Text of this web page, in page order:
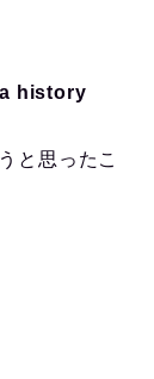
history
と思ったこ